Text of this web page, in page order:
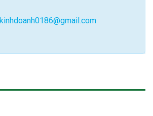
kinhdoanh0186@gmail.com